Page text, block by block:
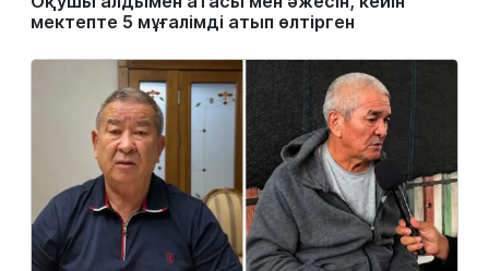
мектепте 5 мұғалімді атып өлтірген